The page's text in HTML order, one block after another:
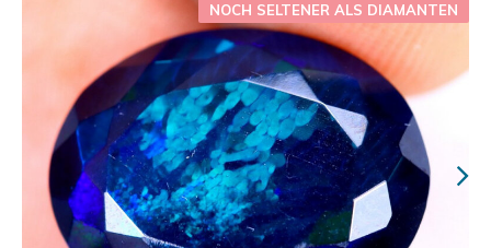
NOCH SELTENER ALS DIAMANTEN